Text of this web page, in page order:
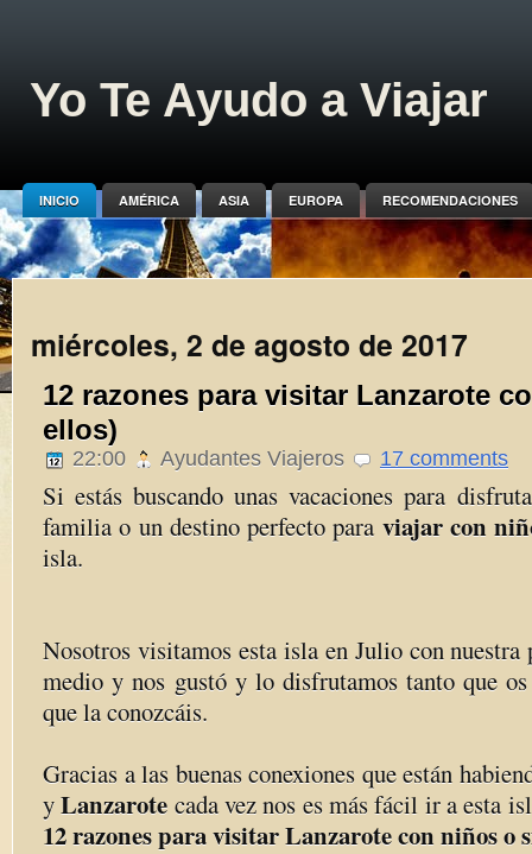
Yo Te Ayudo a Viajar
INICIO AMÉRICA ASIA EUROPA RECOMENDACIONES
miércoles, 2 de agosto de 2017
12 razones para visitar Lanzarote
ellos)
22:00 Ayudantes Viajeros 17 comments
Si estás buscando unas vacaciones para
familia o un destino perfecto para viajar con
isla.
Nosotros visitamos esta isla en Julio con nuestra
medio y nos gustó y lo disfrutamos tanto que
que la conozcáis.
Gracias a las buenas conexiones que están
yLanzarote cada vez nos es más fácil ir a esta
12 razones para visitar Lanzarote con niños o